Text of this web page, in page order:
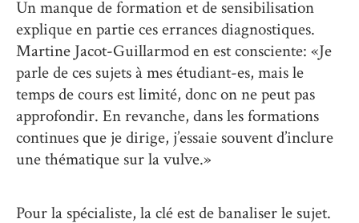
Un manque de formation et de sensibilisation
explique en partie ces errances diagnostiques.
Martine Jacot-Guillarmod en est consciente: «Je
parle de ces sujets à mes étudiant-es, mais le
temps de cours est limité, donc on ne peut pas
approfondir. En revanche, dans les formations
continues que je dirige, j’essaie souvent d’inclure
une thématique sur la vulve.»
Pour la spécialiste, la clé est de banaliser le sujet.